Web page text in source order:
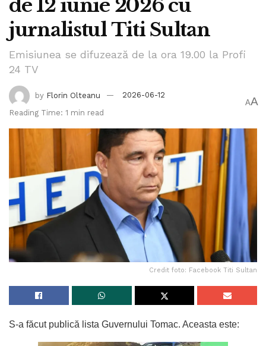
de 12 iunie 2026 cu
jurnalistul Titi Sultan
Emisiunea se difuzează de la ora 19.00 la Profi
24 TV
by Florin Olteanu
2026-06-12
Reading Time: 1 min read
AA
Credit foto: Facebook Titi Sultan
S-a făcut publică lista Guvernului Tomac. Aceasta este: